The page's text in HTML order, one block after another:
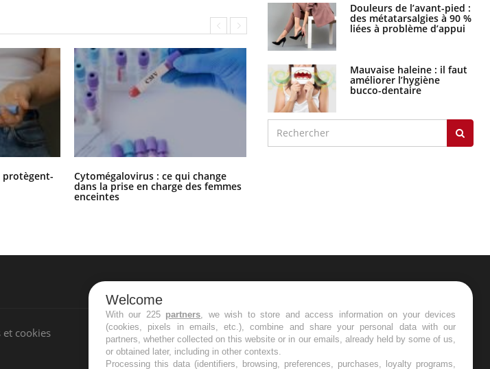
protègent- Cytomégalovirus : ce qui change
dans la prise en charge des femmes
enceintes
Douleurs de l’avant-pied :
des métatarsalgies à 90 %
liées à problème d’appui
Mauvaise haleine : il faut
améliorer l’hygiène
bucco-dentaire
et cookies
NEWSLETTER
Recevez toutes les semaines les meilleures
infos santé
Welcome
With our 225 partners, we wish to store and access information on your devices
(cookies, pixels in emails, etc.), combine and share your personal data with our
partners, whether collected on this website or in our emails, already held by some of us,
or obtained later, including in other contexts.
Processing this data (identifiers, browsing, preferences, purchases, loyalty programs,